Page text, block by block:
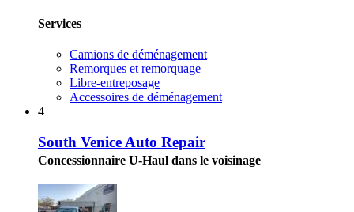
Services
Camions de déménagement
Remorques et remorquage
Libre-entreposage
Accessoires de déménagement
4
South Venice Auto Repair
Concessionnaire U-Haul dans le voisinage